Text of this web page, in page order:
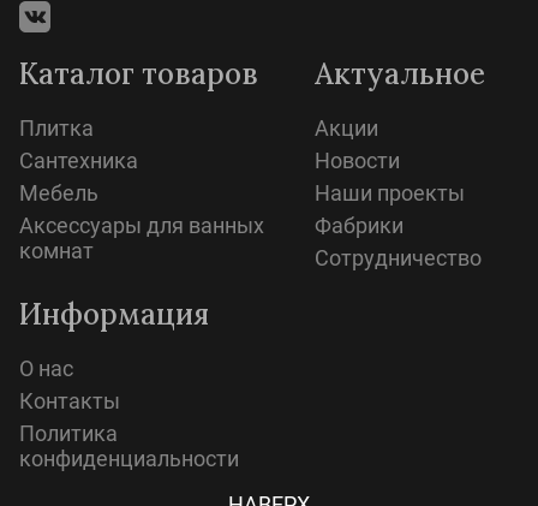
Каталог товаров
Плитка
Сантехника
Мебель
Аксессуары для ванных
комнат
Актуальное
Акции
Новости
Наши проекты
Фабрики
Сотрудничество
Информация
О нас
Контакты
Политика
конфиденциальности